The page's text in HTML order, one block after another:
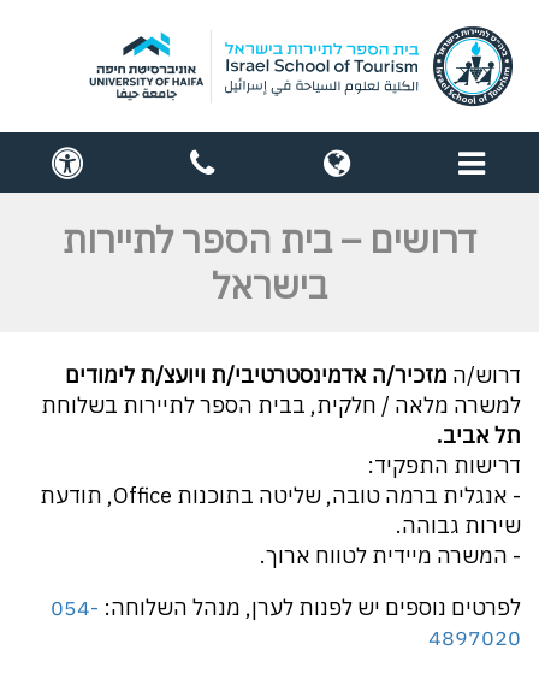
תפריט globe
contact
us
דרושים – בית הספר לתיירות
בישראל
דרוש/ה מזכיר/ה אדמינסטרטיבי/ת ויועצ/ת לימודים
למשרה מלאה / חלקית, בבית הספר לתיירות בשלוחת
תל אביב.
דרישות התפקיד:
- אנגלית ברמה טובה, שליטה בתוכנות Office, תודעת
שירות גבוהה.
- המשרה מיידית לטווח ארוך.
לפרטים נוספים יש לפנות לערן, מנהל השלוחה: 054-
4897020